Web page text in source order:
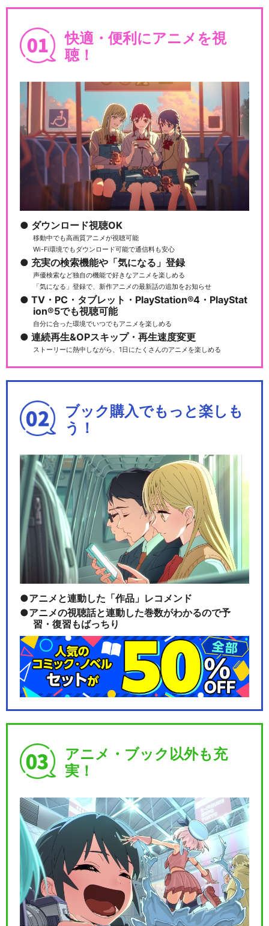
遠なれ
銀魂 THE SEMI-FINAL
銀魂オンシアター2D バラガキ
篇
銀魂オンシアター2D 一国傾城
篇
銀魂オンシアター2D 真選組動
乱篇
銀魂オンシアター2D かぶき町
四天王篇
3年Z組銀八先生
快適・便利にアニメを視
聴！
ダウンロード視聴OK
移動中でも高画質アニメが視聴可能
Wi-Fi環境でもダウンロード可能で通信料も安心
充実の検索機能や「気になる」登録
声優検索など独自の機能で好きなアニメを楽しめる
「気になる」登録で、新作アニメの最新話の追加をお知らせ
TV・PC・タブレット・PlayStation®4・PlayStat
ion®5でも視聴可能
自分に合った環境でいつでもアニメを楽しめる
連続再生&OPスキップ・再生速度変更
ストーリーに熱中しながら、1日にたくさんのアニメを楽しめる
ブック購入でもっと楽しも
う！
アニメと連動した「作品」レコメンド
アニメの視聴話と連動した巻数がわかるので予
習・復習もばっちり
アニメ・ブック以外も充
実！